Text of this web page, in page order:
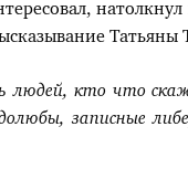
Татьяны
людей, кто что
записные